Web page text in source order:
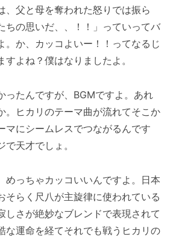
、父と母を奪われた怒りでは振ら
ちの思いだ、、！！」っていってバ
。か、カッコよいー！！ってなるじ
よね？僕はなりましたよ。
ったんですが、BGMですよ。あれ
。ヒカリのテーマ曲が流れてそこか
マにシームレスでつながるんです
天才でしょ。
めっちゃカッコいいんですよ。日本
そらく尺八が主旋律に使われている
しさが絶妙なブレンドで表現されて
な運命を経てそれでも戦うヒカリの